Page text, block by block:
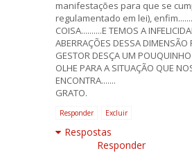
manifestações para que se
regulamentado em lei),
COISA..........E TEMOS A
ABERRAÇÕES DESSA
GESTOR DESÇA UM
OLHE PARA A SITUAÇÃO QUE
ENCONTRA.......
GRATO.
Responder Excluir
Respostas
Responder